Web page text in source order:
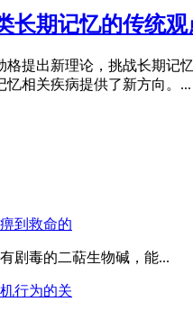
长期记忆的传统观
格提出新理论，挑战长期记
相关疾病提供了新方向。...
到救命的
剧毒的二萜生物碱，能...
行为的关